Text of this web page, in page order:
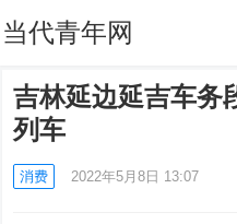
当代青年网
吉林延边延吉车务
列车
消费 2022年5月8日 13:07